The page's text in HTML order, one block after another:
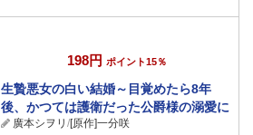
198円 ポイント15％
生贄悪女の白い結婚～目覚めたら8年
後、かつては護衛だった公爵様の溺愛に
慣れません！～ 第11話
廣本シヲリ /[原作]一分咲